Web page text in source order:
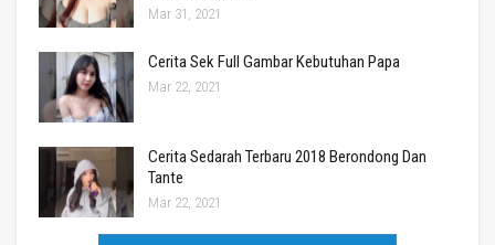
Mar 31, 2021
Cerita Sek Full Gambar Kebutuhan Papa
Mar 22, 2021
Cerita Sedarah Terbaru 2018 Berondong Dan
Tante
Mar 22, 2021